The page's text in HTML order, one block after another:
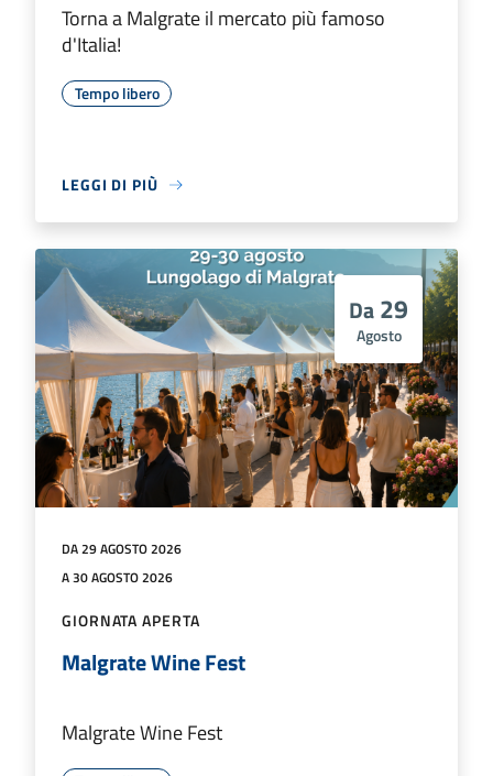
Torna a Malgrate il mercato più famoso
d'Italia!
Tempo libero
LEGGI DI PIÙ
Da29
Agosto
DA 29 AGOSTO 2026
A 30 AGOSTO 2026
GIORNATA APERTA
Malgrate Wine Fest
Malgrate Wine Fest